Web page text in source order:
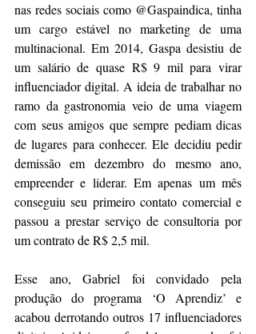
nas redes sociais como @Gaspaindica, tinha
um cargo estável no marketing de uma
multinacional. Em 2014, Gaspa desistiu de
um salário de quase R$ 9 mil para virar
influenciador digital. A ideia de trabalhar no
ramo da gastronomia veio de uma viagem
com seus amigos que sempre pediam dicas
de lugares para conhecer. Ele decidiu pedir
demissão em dezembro do mesmo ano,
empreender e liderar. Em apenas um mês
conseguiu seu primeiro contato comercial e
passou a prestar serviço de consultoria por
um contrato de R$ 2,5 mil.
Esse ano, Gabriel foi convidado pela
produção do programa ‘O Aprendiz’ e
acabou derrotando outros 17 influenciadores